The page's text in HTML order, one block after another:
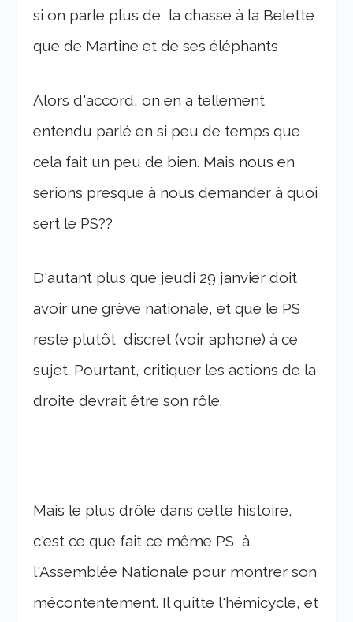
si on parle plus de la chasse à la Belette
que de Martine et de ses éléphants
Alors d'accord, on en a tellement
entendu parlé en si peu de temps que
cela fait un peu de bien. Mais nous en
serions presque à nous demander à quoi
sert le PS??
D'autant plus que jeudi 29 janvier doit
avoir une grève nationale, et que le PS
reste plutôt discret (voir aphone) à ce
sujet. Pourtant, critiquer les actions de la
droite devrait être son rôle.
Mais le plus drôle dans cette histoire,
c'est ce que fait ce même PS à
l'Assemblée Nationale pour montrer son
mécontentement. Il quitte l'hémicycle, et